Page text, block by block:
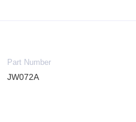
Part Number
JW072A